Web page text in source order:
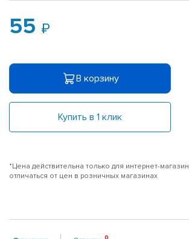
55
В корзину
Купить в 1 клик
*Цена действительна только для интернет-
отличаться от цен в розничных магазинах